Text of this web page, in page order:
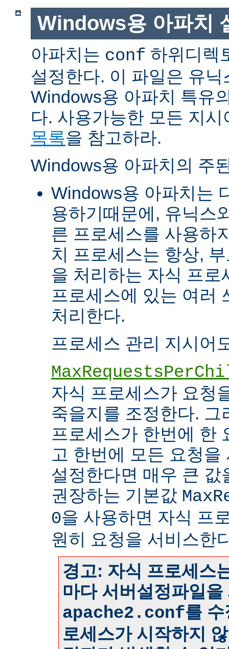
Windows용 아파치
아파치는 conf 하위디렉
설정한다. 이 파일은 유
Windows용 아파치 특유
다. 사용가능한 모든 지
목록을 참고하라.
Windows용 아파치의 주
Windows용 아파치는
용하기때문에, 유닉스
른 프로세스를 사용하
치 프로세스는 항상,
을 처리하는 자식 프로
프로세스에 있는 여러
처리한다.
프로세스 관리 지시어
자식 프로세스가 요청
죽을지를 조정한다. 그
프로세스가 한번에 한
고 한번에 모든 요청
설정한다면 매우 큰 값
권장하는 기본값
0을 사용하면 자식 프
원히 요청을 서비스한
경고: 자식 프로세스
마다 서버설정파일
apache2.conf를
로세스가 시작하지